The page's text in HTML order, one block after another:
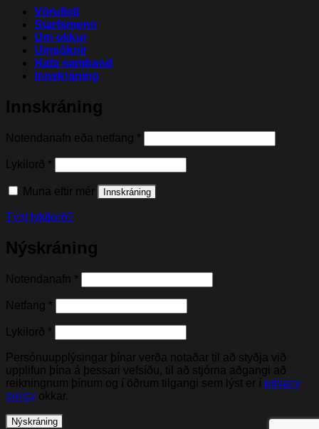
Vörulisti
Starfsmenn
Um okkur
Umsóknir
Hafa samband
Innskráning
Innskráning
Notendanafn eða netfang *
Lykilorð *
Muna eftir mér Innskráning
Týnt lykilorð?
Nýskráning
Notendanafn *
Netfang *
Lykilorð *
Persónuupplýsingar þínar verða notaðar til að styðja við
upplifun þína á þessari vefsíðu, til að stjórna aðgangi að
reikningnum þínum og í öðrum tilgangi sem lýst er í privacy
policy okkar.
Nýskráning